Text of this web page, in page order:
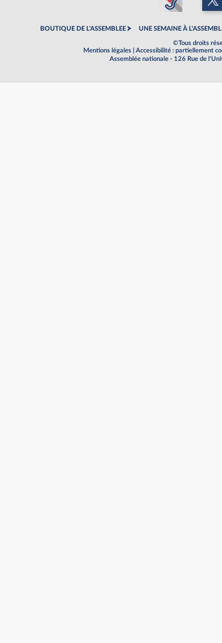
BOUTIQUE DE L'ASSEMBLEE UNE SEMAINE À
©Tous droits
Mentions légales
Accessibilité : partiellement
Assemblée nationale - 126 Rue de